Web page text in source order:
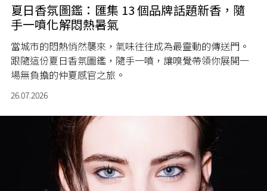
夏日香氛圖鑑：匯集 13 個品牌話題新香，隨
手一噴化解悶熱暑氣
當城市的悶熱悄然襲來，氣味往往成為最靈動的傳送門。
跟隨這份夏日香氛圖鑑，隨手一噴，讓嗅覺帶領你展開一
場無負擔的仲夏感官之旅。
26.07.2026